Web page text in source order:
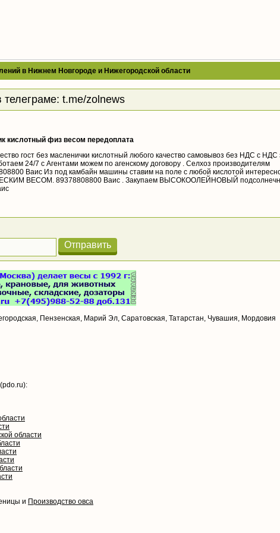
в Нижнем Новгороде и Нижегородской области
t.me/zolnews
кислотный физ весом передоплата
гост без масленички кислотный любого качество самовывоз без НДС с НДС
24/7 с Агентами можем по агенскому договору . Селхоз производителям
Ваис Из под камбайн машины ставим на поле с любой кислотой
ВЕСОМ. 89378808800 Ваис . Закупаем ВЫСОКООЛЕЙНОВЫЙ
Отправить
Пензенская, Марий Эл, Саратовская, Татарстан, Чувашия, Мордовия
области
и Производство овса